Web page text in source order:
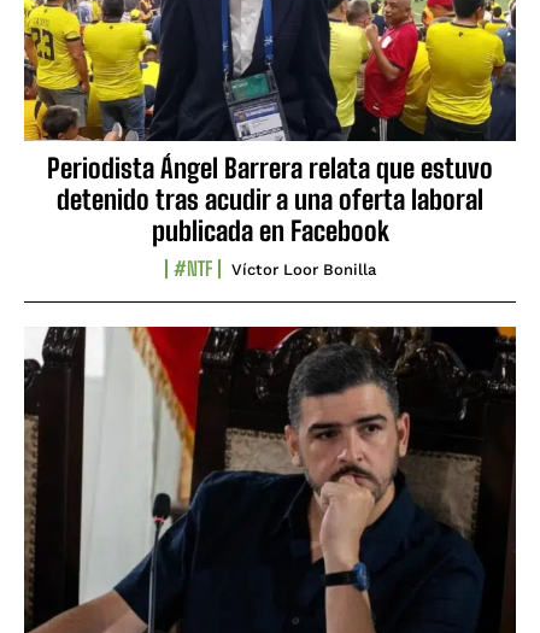
Periodista Ángel Barrera relata que estuvo
detenido tras acudir a una oferta laboral
publicada en Facebook
#NTF Víctor Loor Bonilla